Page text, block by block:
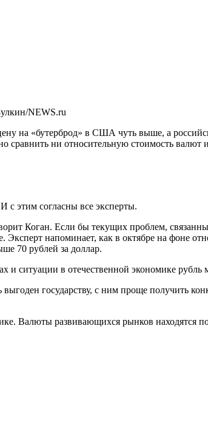
NEWS.ru
на «бутерброд» в США чуть выше, а
сравнить ни относительную стоимость
этим согласны все эксперты.
Коган. Если бы текущих проблем,
напоминает, как в октябре на фоне
70 рублей за доллар.
ситуации в отечественной экономике рубль
государству, с ним проще получить
Валюты развивающихся рынков находятся